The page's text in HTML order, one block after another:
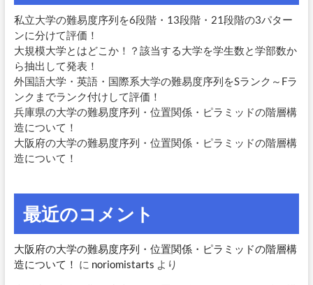
私立大学の難易度序列を6段階・13段階・21段階の3パター
ンに分けて評価！
大規模大学とはどこか！？該当する大学を学生数と学部数か
ら抽出して発表！
外国語大学・英語・国際系大学の難易度序列をSランク～Fラ
ンクまでランク付けして評価！
兵庫県の大学の難易度序列・位置関係・ピラミッドの階層構
造について！
大阪府の大学の難易度序列・位置関係・ピラミッドの階層構
造について！
最近のコメント
大阪府の大学の難易度序列・位置関係・ピラミッドの階層構
造について！ に noriomistarts より